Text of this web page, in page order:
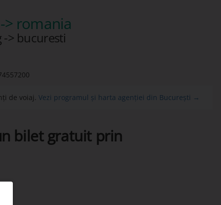
romania
> bucuresti
de voiaj. Vezi programul și harta agenției din București →
bilet gratuit prin